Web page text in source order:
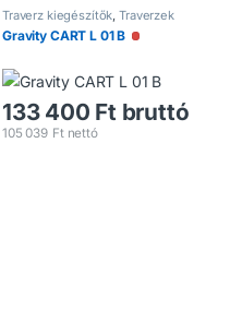
Traverz kiegészítők,Traverzek
Gravity CART L 01 B Nincs raktáron
133 400 Ft bruttó
105 039 Ft nettó